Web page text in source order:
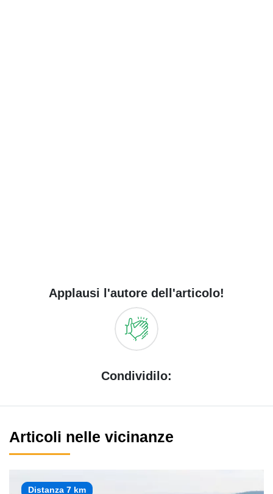
Applausi l'autore dell'articolo!
Condividilo:
Articoli nelle vicinanze
Distanza 7 km